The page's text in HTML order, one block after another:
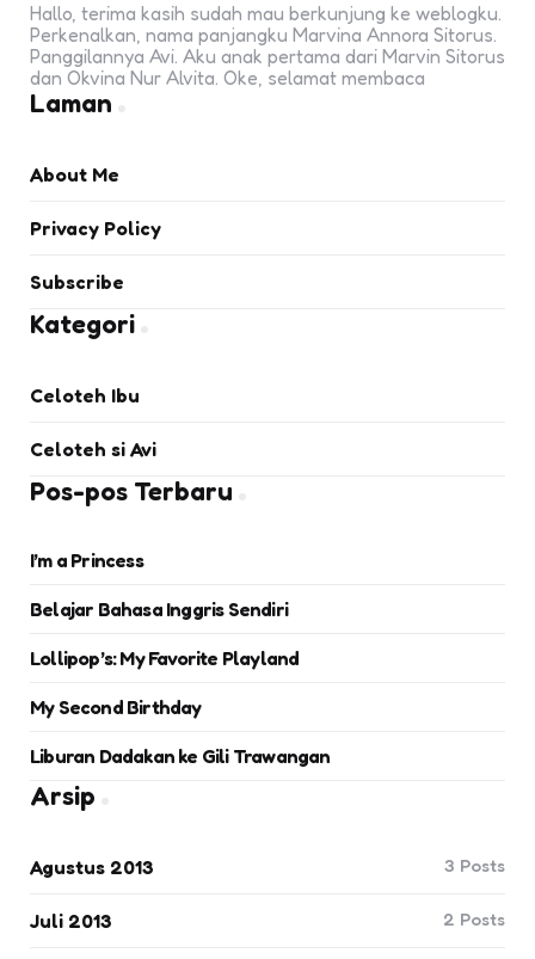
Hallo, terima kasih sudah mau berkunjung ke weblogku.
Perkenalkan, nama panjangku Marvina Annora Sitorus.
Panggilannya Avi. Aku anak pertama dari Marvin Sitorus
dan Okvina Nur Alvita. Oke, selamat membaca
Laman
About Me
Privacy Policy
Subscribe
Kategori
Celoteh Ibu
Celoteh si Avi
Pos-pos Terbaru
I’m a Princess
Belajar Bahasa Inggris Sendiri
Lollipop’s: My Favorite Playland
My Second Birthday
Liburan Dadakan ke Gili Trawangan
Arsip
Agustus 2013 3 Posts
Juli 2013 2 Posts